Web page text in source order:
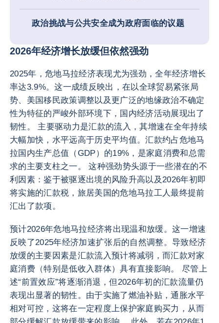
政治挑战与公共安全成为政府面临的议题
2026年经济增长放缓但依然强劲
2025年，危地马拉经济表现尤为强劲，全年经济增长
率达3.9%。这一成绩反映出，在以全球贸易紧张局
势、美国移民政策调整以及更广泛的地缘政治不确定
性为特征的严峻外部环境下，国内经济活动展现出了
韧性。 主要驱动力是汇款的流入，其增速在全年持续
大幅加快，水平远高于历史平均值。汇款约占危地马
拉国内生产总值（GDP）的19%，是家庭消费和总需
求的主要支柱之一。 这种强劲势头源于一些潜在的不
利因素：鉴于被驱逐出境的风险升高以及2026年初即
将实施的汇款税，旅居美国的危地马拉工人最终提前
汇出了款项。
预计2026年危地马拉经济将出现温和放缓。这一增速
反映了2025年经济加速扩张后的自然调整。导致经济
放缓的主要因素是汇款流入预计将减弱，而汇款对家
庭消费（特别是低收入群体）具有直接影响。 尽管上
述“前置效应”将逐渐消退，但2026年初的汇款流量仍
表现出显著的韧性。由于实施了燃油补贴，通胀水平
相对可控，这将在一定程度上保护家庭购买力，从而